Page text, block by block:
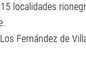
localidades
Fernández de